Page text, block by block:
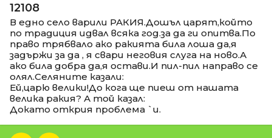
12108
В едно село варили РАКИЯ.Дошъл царят,който
по традиция идвал всяка год.за да ги опитва.По
право трябвало ако ракията била лоша да,я
задържи за да , я свари неговия слуга на ново.А
ако била добра да,я остави.И пил-пил направо се
олял.Селяните казали:
Ей,царю велики!До кога ще пиеш от нашата
велика ракия? А той казал:
Докато открия проблема `и.